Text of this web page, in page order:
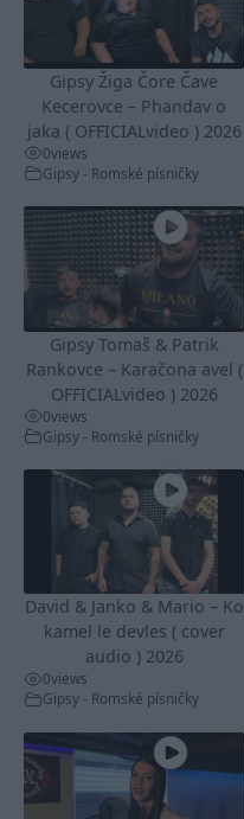
Gipsy Žiga Čore Čave
Kecerovce – Phandav o
jaka ( OFFICIALvideo ) 2026
0views
Gipsy - Romské písničky
Gipsy Tomaš & Patrik
Rankovce – Karačona avel (
OFFICIALvideo ) 2026
0views
Gipsy - Romské písničky
David & Janko & Mario – Ko
kamel le devles ( cover
audio ) 2026
0views
Gipsy - Romské písničky